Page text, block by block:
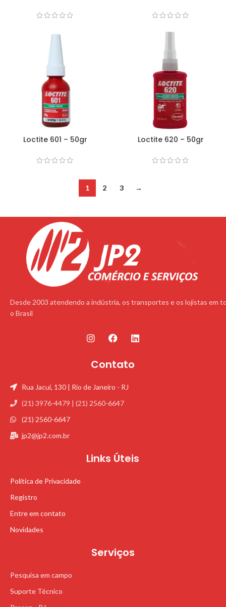
Loctite 601 – 50gr Loctite 620 – 50gr
1 2 3 →
Desde 2003 atendendo a indústria, os transportes e os lojistas em
o Brasil
Contato
Rua Jacuí, 130 | Rio de Janeiro - RJ
(21) 3976-4479 | (21) 2560-6647
(21) 2560-6647
jp2@jp2.com.br
Links Úteis
Política de Privacidade
Registro
Entre em contato
Novidades
Serviços
Pesquisa em campo
Suporte Técnico